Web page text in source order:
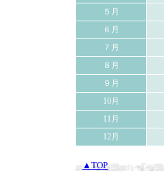
５月
６月
７月
８月
９月
10月
11月
12月
▲TOP